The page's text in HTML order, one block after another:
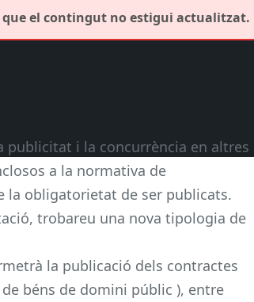
que el contingut no estigui actualitzat.
publicitat i la concurrència en altres
a la normativa de
la obligatorietat de ser publicats.
trobareu una nova tipologia de
la publicació dels contractes
béns de domini públic ), entre